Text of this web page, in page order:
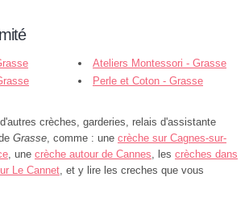
Ateliers Montessori - Grasse
Perle et Coton - Grasse
crèches, garderies, relais d'assistante
Grasse , comme : une crèche sur Cagnes-sur-
, une crèche autour de Cannes , les crèches dans
Le Cannet , et y lire les creches que vous